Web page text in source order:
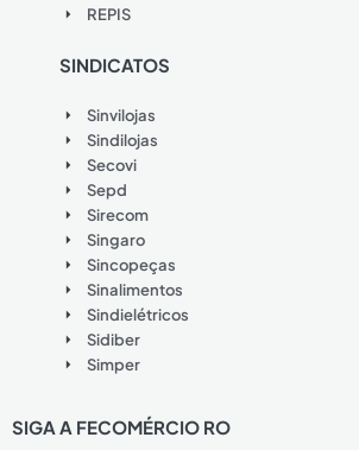
REPIS
SINDICATOS
Sinvilojas
Sindilojas
Secovi
Sepd
Sirecom
Singaro
Sincopeças
Sinalimentos
Sindielétricos
Sidiber
Simper
SIGA A FECOMÉRCIO RO